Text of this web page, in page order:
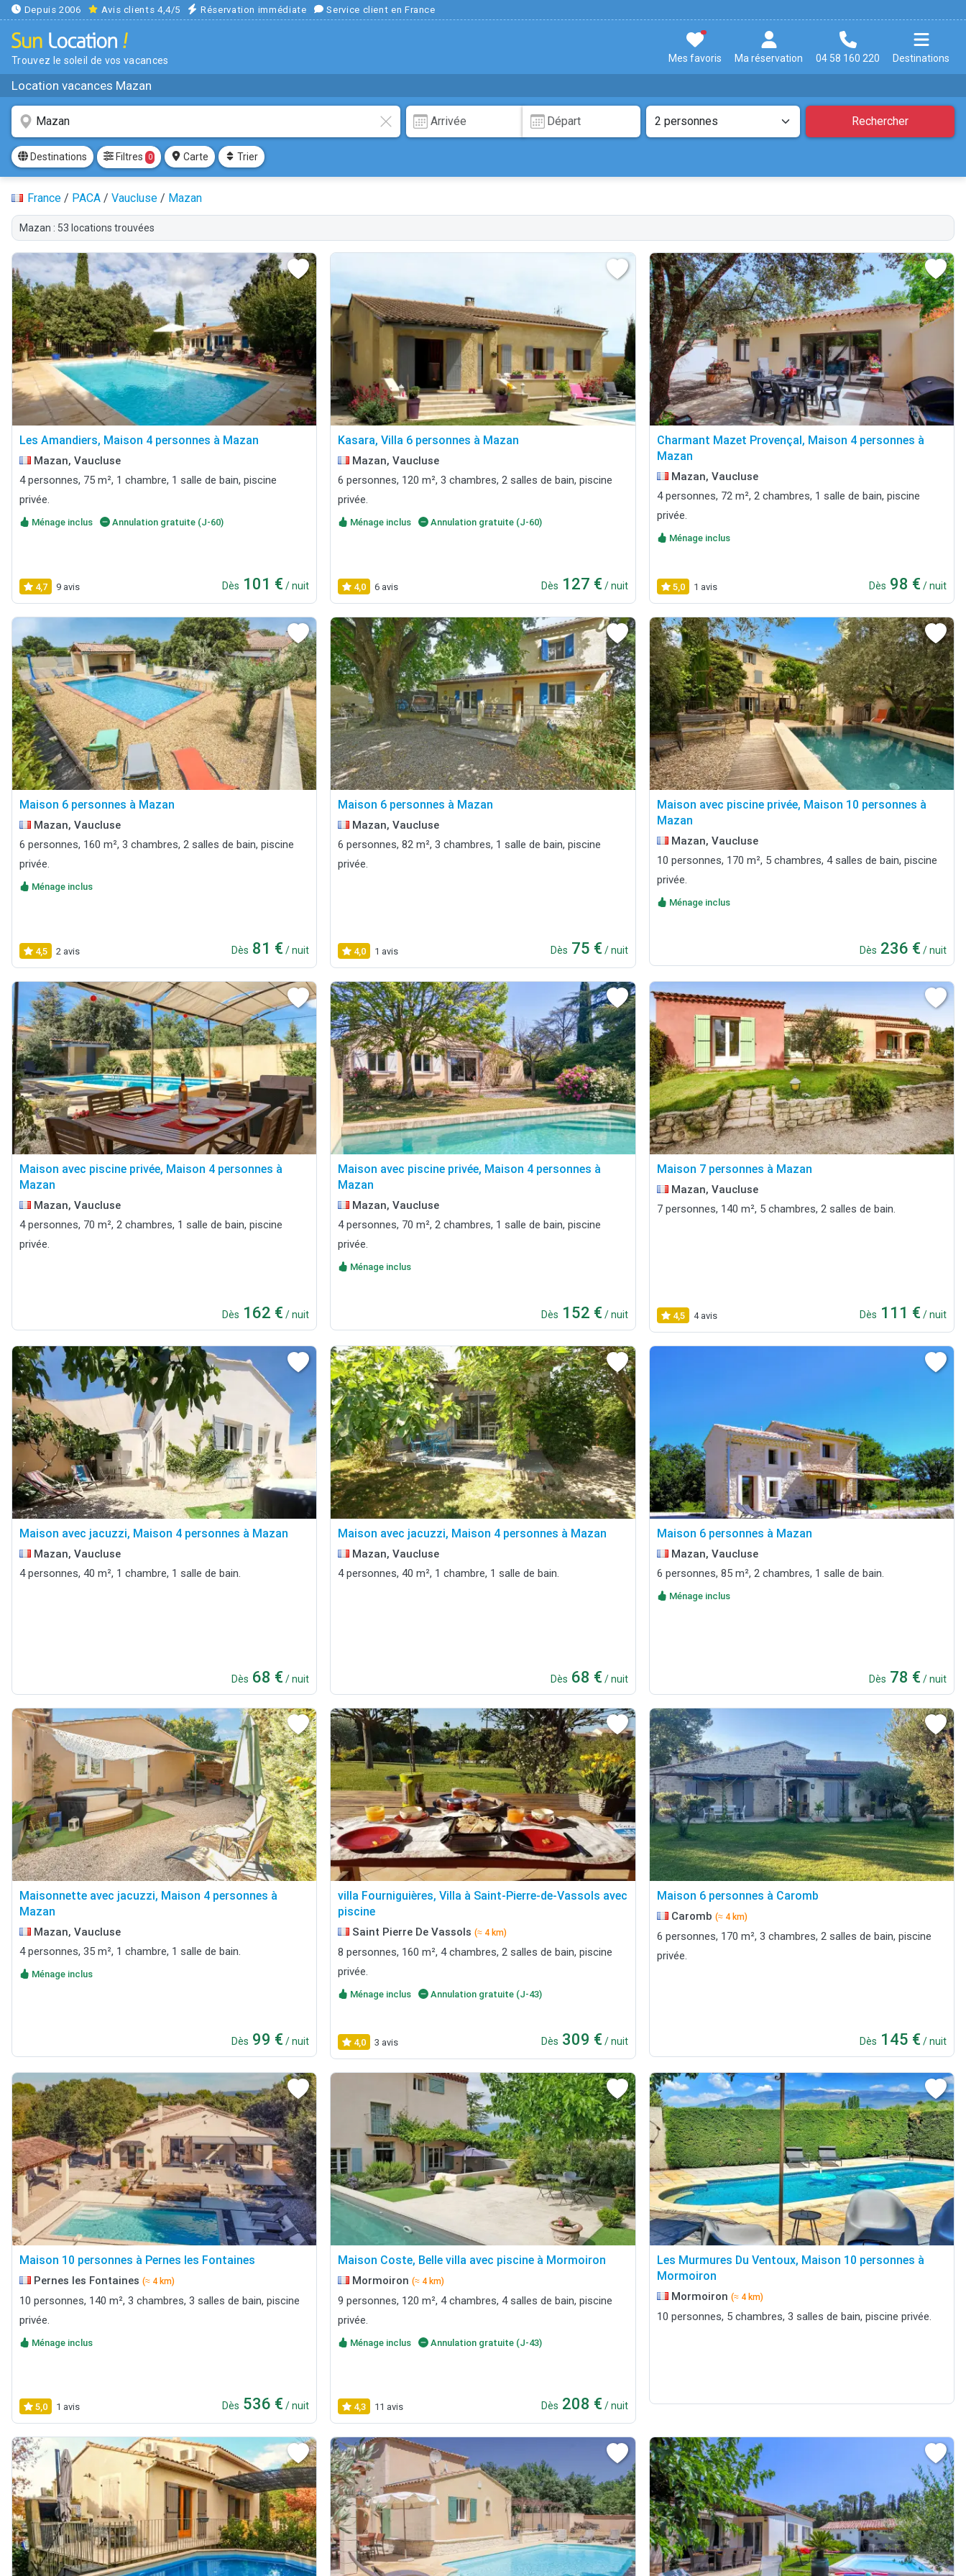
Depuis 2006 Avis clients 4,4/5 Réservation immédiate Service client en France
Trouvez le soleil de vos vacances Mes favoris Ma réservation 04 58 160 220 Destinations
Location vacances Mazan
Rechercher
Destinations Filtres 0 Carte Trier
France / PACA / Vaucluse / Mazan
Mazan : 53 locations trouvées
Les Amandiers, Maison 4 personnes à Mazan
Mazan, Vaucluse
4 personnes, 75 m², 1 chambre, 1 salle de bain, piscine
privée.
Ménage inclus Annulation gratuite (J-60)
4,7 9 avis Dès 101 € / nuit
Kasara, Villa 6 personnes à Mazan
Mazan, Vaucluse
6 personnes, 120 m², 3 chambres, 2 salles de bain, piscine
privée.
Ménage inclus Annulation gratuite (J-60)
4,0 6 avis Dès 127 € / nuit
Charmant Mazet Provençal, Maison 4 personnes à
Mazan
Mazan, Vaucluse
4 personnes, 72 m², 2 chambres, 1 salle de bain, piscine
privée.
Ménage inclus
5,0 1 avis Dès 98 € / nuit
Maison 6 personnes à Mazan
Mazan, Vaucluse
6 personnes, 160 m², 3 chambres, 2 salles de bain, piscine
privée.
Ménage inclus
4,5 2 avis Dès 81 € / nuit
Maison 6 personnes à Mazan
Mazan, Vaucluse
6 personnes, 82 m², 3 chambres, 1 salle de bain, piscine
privée.
4,0 1 avis Dès 75 € / nuit
Maison avec piscine privée, Maison 10 personnes à
Mazan
Mazan, Vaucluse
10 personnes, 170 m², 5 chambres, 4 salles de bain, piscine
privée.
Ménage inclus
Dès 236 € / nuit
Maison avec piscine privée, Maison 4 personnes à
Mazan
Mazan, Vaucluse
4 personnes, 70 m², 2 chambres, 1 salle de bain, piscine
privée.
Dès 162 € / nuit
Maison avec piscine privée, Maison 4 personnes à
Mazan
Mazan, Vaucluse
4 personnes, 70 m², 2 chambres, 1 salle de bain, piscine
privée.
Ménage inclus
Dès 152 € / nuit
Maison 7 personnes à Mazan
Mazan, Vaucluse
7 personnes, 140 m², 5 chambres, 2 salles de bain.
4,5 4 avis Dès 111 € / nuit
Maison avec jacuzzi, Maison 4 personnes à Mazan
Mazan, Vaucluse
4 personnes, 40 m², 1 chambre, 1 salle de bain.
Dès 68 € / nuit
Maison avec jacuzzi, Maison 4 personnes à Mazan
Mazan, Vaucluse
4 personnes, 40 m², 1 chambre, 1 salle de bain.
Dès 68 € / nuit
Maison 6 personnes à Mazan
Mazan, Vaucluse
6 personnes, 85 m², 2 chambres, 1 salle de bain.
Ménage inclus
Dès 78 € / nuit
Maisonnette avec jacuzzi, Maison 4 personnes à
Mazan
Mazan, Vaucluse
4 personnes, 35 m², 1 chambre, 1 salle de bain.
Ménage inclus
Dès 99 € / nuit
villa Fourniguières, Villa à Saint-Pierre-de-Vassols avec
piscine
Saint Pierre De Vassols(≈ 4 km)
8 personnes, 160 m², 4 chambres, 2 salles de bain, piscine
privée.
Ménage inclus Annulation gratuite (J-43)
4,0 3 avis Dès 309 € / nuit
Maison 6 personnes à Caromb
Caromb (≈ 4 km)
6 personnes, 170 m², 3 chambres, 2 salles de bain, piscine
privée.
Dès 145 € / nuit
Maison 10 personnes à Pernes les Fontaines
Pernes les Fontaines (≈ 4 km)
10 personnes, 140 m², 3 chambres, 3 salles de bain, piscine
privée.
Ménage inclus
5,0 1 avis Dès 536 € / nuit
Maison Coste, Belle villa avec piscine à Mormoiron
Mormoiron(≈ 4 km)
9 personnes, 120 m², 4 chambres, 4 salles de bain, piscine
privée.
Ménage inclus Annulation gratuite (J-43)
4,3 11 avis Dès 208 € / nuit
Les Murmures Du Ventoux, Maison 10 personnes à
Mormoiron
Mormoiron (≈ 4 km)
10 personnes, 5 chambres, 3 salles de bain, piscine privée.